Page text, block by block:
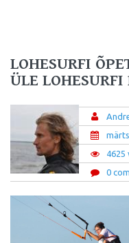
LOHESURFI
ÜLE
4625
0